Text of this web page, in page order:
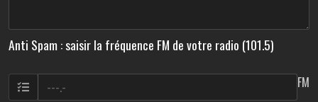
Anti Spam : saisir la fréquence FM de votre radio (101.5)
FM